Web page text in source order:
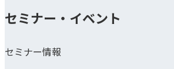
セミナー・イベント
セミナー情報